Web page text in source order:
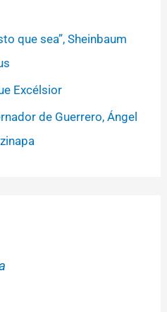
que sea”, Sheinbaum
Excélsior
de Guerrero, Ángel